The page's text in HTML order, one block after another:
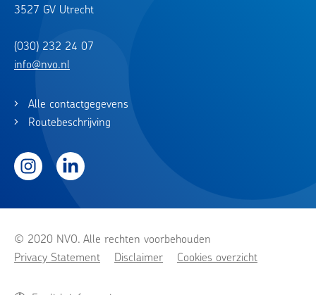
3527 GV Utrecht
(030) 232 24 07
info@nvo.nl
Alle contactgegevens
Routebeschrijving
InstagramLinkedIn
© 2020 NVO. Alle rechten voorbehouden
Privacy Statement
Disclaimer Cookies overzicht